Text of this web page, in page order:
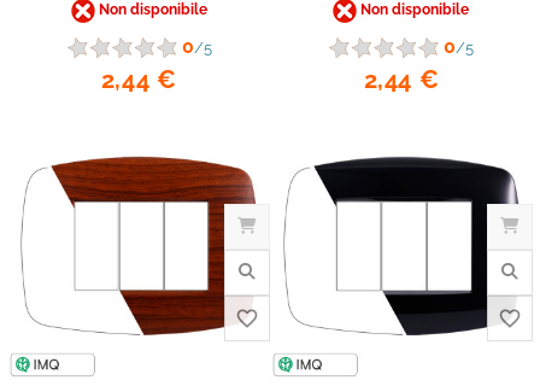
favorite_border
Non disponibile
0/5
2,44 €
Non disponibile
0/5
2,44 €